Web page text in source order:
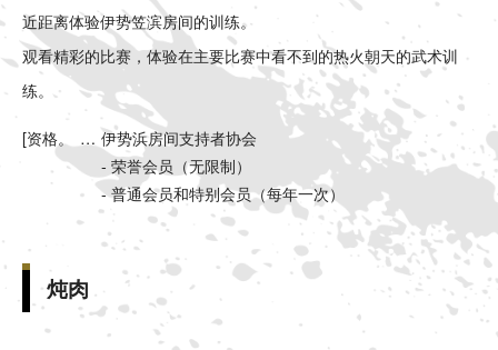
近距离体验伊势笠滨房间的训练。
观看精彩的比赛，体验在主要比赛中看不到的热火朝天的武术训
练。
[资格。
伊势浜房间支持者协会
- 荣誉会员（无限制）
- 普通会员和特别会员（每年一次）
炖肉